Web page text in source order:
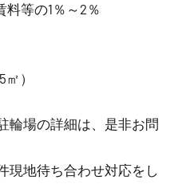
等の1％～2％
）
輪場の詳細は、是非お問
現地待ち合わせ対応をし